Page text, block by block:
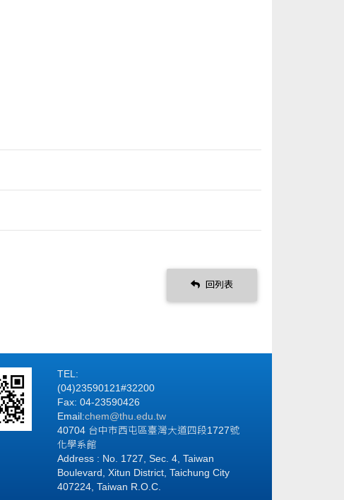
回列表
TEL:
(04)23590121#32200
Fax: 04-23590426
Email:chem@thu.edu.tw
40704 台中市西屯區臺灣大道四段1727號
化學系館
Address : No. 1727, Sec. 4, Taiwan
Boulevard, Xitun District, Taichung City
407224, Taiwan R.O.C.